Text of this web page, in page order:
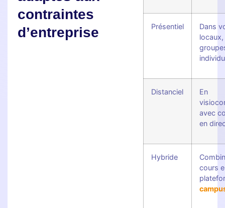
contraintes
d’entreprise
Présentiel
Dans
Distanciel
En
avec
en
Hybride
cours